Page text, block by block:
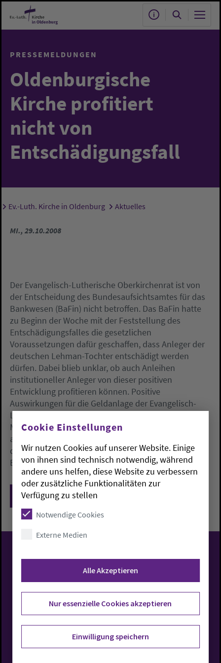
Zum Hauptinhalt springen
PRESSEMELDUNGEN
Oldenburgische
Kirche profitiert
nicht von
Entschädigungsfall
Sie sind hier:
Ev.-Luth. Kirche in Oldenburg Aktuelles
MI., 29.10.2008
Der Evangelisch-Lutherische Oberkirchenrat ist von
der Entscheidung des Bundesaufsichtsamtes für das
Bankwesen (BaFin) nicht betroffen. Das BaFin hatte
zu Beginn der Woche mit der Feststellung des
Entschädigungsfalles die gesetzlichen
Voraussetzungen dafür geschaffen, dass Anleger der
deutschen Lehman-Tochter entschädigt werden
dürfen. Dabei blieb unklar, ob auch Anleihen
institutioneller Anleger von dieser positiven
Entwicklung profitieren können. Positive
Auswirkungen für die Geldanlage der Evangelisch-
Lutherischen Kirche in Oldenburg in Höhe von 4,3
Millionen Euro sind jedoch bereits aus dem Grund
ausgeschlossen, weil die Gelder nicht über die
deutsche Tochter sondern direkt bei der Lehman-
Brothers-Investmentbank angelegt waren.
Zurück
Evangelisch-Lutherische
Kirche in Oldenburg
Rufen Sie uns an
Cookie Einstellungen
Wir nutzen Cookies auf unserer Website. Einige
von ihnen sind technisch notwendig, während
andere uns helfen, diese Website zu verbessern
oder zusätzliche Funktionalitäten zur
Verfügung zu stellen
Notwendige Cookies
Externe Medien
Alle Akzeptieren
Nur essenzielle Cookies akzeptieren
Einwilligung speichern